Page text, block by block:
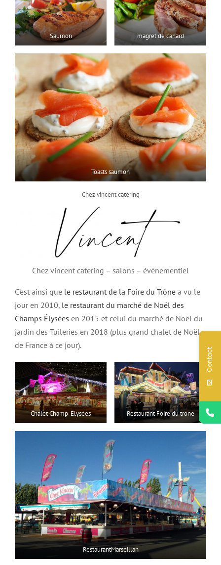
Saumon magret de canard
Toasts saumon
Chez vincent catering
Chez vincent catering – salons – évènementiel
C’est ainsi que le restaurant de la Foire du Trône a vu le
jour en 2010, le restaurant du marché de Noël des
Champs Élysées en 2015 et celui du marché de Noël du
jardin des Tuileries en 2018 (plus grand chalet de Noël
de France à ce jour).
Chalet Champ-Elysées Restaurant Foire du trone
RestaurantMarseillan
Contact